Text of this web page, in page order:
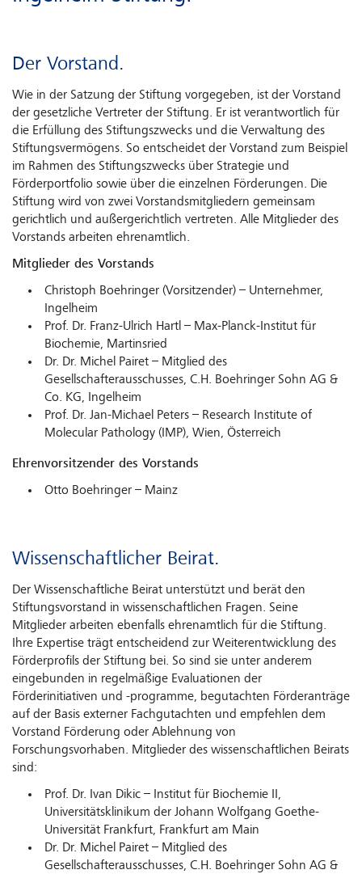
Der Vorstand.
Wie in der Satzung der Stiftung vorgegeben, ist der Vorstand
der gesetzliche Vertreter der Stiftung. Er ist verantwortlich für
die Erfüllung des Stiftungszwecks und die Verwaltung des
Stiftungsvermögens. So entscheidet der Vorstand zum Beispiel
im Rahmen des Stiftungszwecks über Strategie und
Förderportfolio sowie über die einzelnen Förderungen. Die
Stiftung wird von zwei Vorstandsmitgliedern gemeinsam
gerichtlich und außergerichtlich vertreten. Alle Mitglieder des
Vorstands arbeiten ehrenamtlich.
Mitglieder des Vorstands
Christoph Boehringer (Vorsitzender) – Unternehmer,
Ingelheim
Prof. Dr. Franz-Ulrich Hartl – Max-Planck-Institut für
Biochemie, Martinsried
Dr. Dr. Michel Pairet – Mitglied des
Gesellschafterausschusses, C.H. Boehringer Sohn AG &
Co. KG, Ingelheim
Prof. Dr. Jan-Michael Peters – Research Institute of
Molecular Pathology (IMP), Wien, Österreich
Ehrenvorsitzender des Vorstands
Otto Boehringer – Mainz
Wissenschaftlicher Beirat.
Der Wissenschaftliche Beirat unterstützt und berät den
Stiftungsvorstand in wissenschaftlichen Fragen. Seine
Mitglieder arbeiten ebenfalls ehrenamtlich für die Stiftung.
Ihre Expertise trägt entscheidend zur Weiterentwicklung des
Förderprofils der Stiftung bei. So sind sie unter anderem
eingebunden in regelmäßige Evaluationen der
Förderinitiativen und -programme, begutachten Förderanträge
auf der Basis externer Fachgutachten und empfehlen dem
Vorstand Förderung oder Ablehnung von
Forschungsvorhaben. Mitglieder des wissenschaftlichen Beirats
sind:
Prof. Dr. Ivan Dikic – Institut für Biochemie II,
Universitätsklinikum der Johann Wolfgang Goethe-
Universität Frankfurt, Frankfurt am Main
Dr. Dr. Michel Pairet – Mitglied des
Gesellschafterausschusses, C.H. Boehringer Sohn AG &